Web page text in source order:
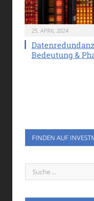
25. APRIL 2024
Bedeutung &
FINDEN AUF